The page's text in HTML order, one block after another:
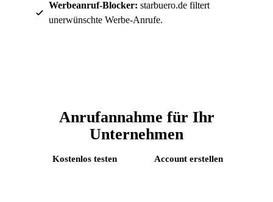
Werbeanruf-Blocker: starbuero.de filtert
unerwünschte Werbe-Anrufe.
Anrufannahme für Ihr
Unternehmen
Kostenlos testen Account erstellen